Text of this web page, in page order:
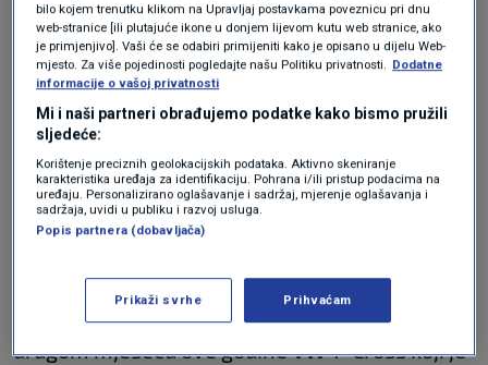
Zašto su novi automobili toliko
skupi?
AUTO 19. sij.
Najprodavaniji modeli
Škoda Octavia bila je najprodavaniji model u
veljači - taj model odabrala su 323 kupca, a
slijedi Suzuki Vitara s prodajom od 242 komada.
Na trećem je mjestu najprodavanijih modela u
drugom mjesecu ove godine VW T-Cross koji je
bilo kojem trenutku klikom na Upravljaj postavkama poveznicu pri dnu
web-stranice [ili plutajuće ikone u donjem lijevom kutu web stranice, ako
je primjenjivo]. Vaši će se odabiri primijeniti kako je opisano u dijelu Web-
mjesto. Za više pojedinosti pogledajte našu Politiku privatnosti. Dodatne
informacije o vašoj privatnosti
Mi i naši partneri obrađujemo podatke kako bismo pružili
sljedeće:
Korištenje preciznih geolokacijskih podataka. Aktivno skeniranje
karakteristika uređaja za identifikaciju. Pohrana i/ili pristup podacima na
uređaju. Personalizirano oglašavanje i sadržaj, mjerenje oglašavanja i
sadržaja, uvidi u publiku i razvoj usluga.
Popis partnera (dobavljača)
Prikaži svrhe Prihvaćam